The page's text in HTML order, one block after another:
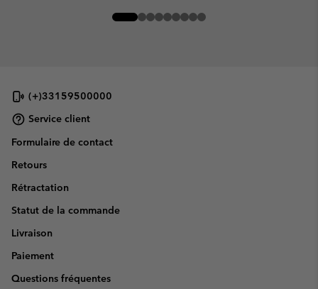
(+)33159500000
Service client
Formulaire de contact
Retours
Rétractation
Statut de la commande
Livraison
Paiement
Questions fréquentes